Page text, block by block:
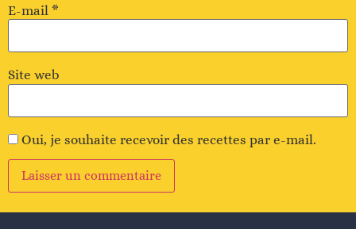
E-mail *
Site web
Oui, je souhaite recevoir des recettes par e-mail.
Alternative